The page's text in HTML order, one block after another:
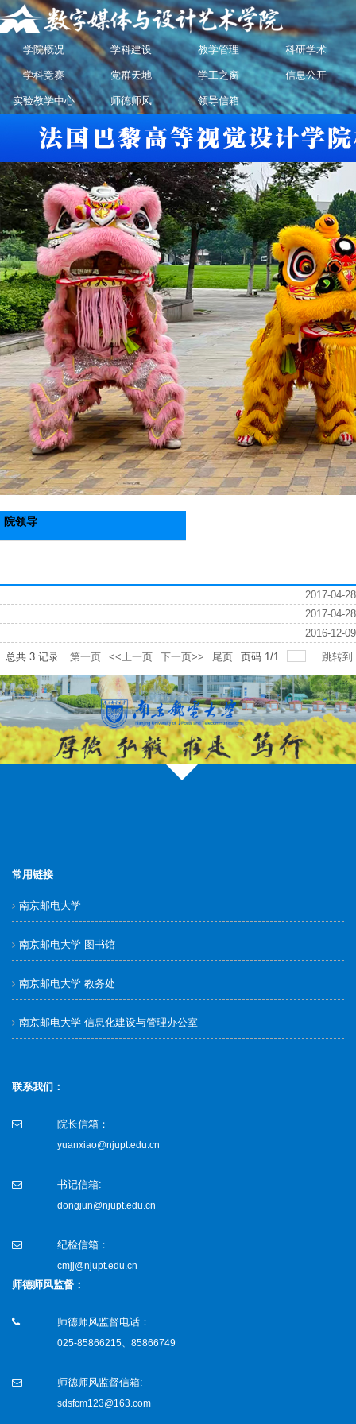
学院概况 学科建设 教学管理 科研学术
学科竞赛 党群天地 学工之窗 信息公开
实验教学中心 师德师风 领导信箱
院领导
2017-04-28
2017-04-28
2016-12-09
总共 3 记录 第一页 <<上一页 下一页>> 尾页 页码 1/1 跳转到
常用链接
南京邮电大学
南京邮电大学 图书馆
南京邮电大学 教务处
南京邮电大学 信息化建设与管理办公室
联系我们：
院长信箱：
yuanxiao@njupt.edu.cn
书记信箱:
dongjun@njupt.edu.cn
纪检信箱：
cmjj@njupt.edu.cn
师德师风监督：
师德师风监督电话：
025-85866215、85866749
师德师风监督信箱:
sdsfcm123@163.com